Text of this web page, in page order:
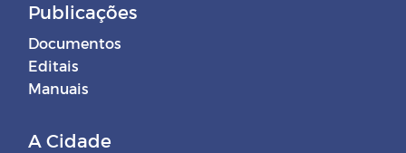
Publicações
Documentos
Editais
Manuais
A Cidade